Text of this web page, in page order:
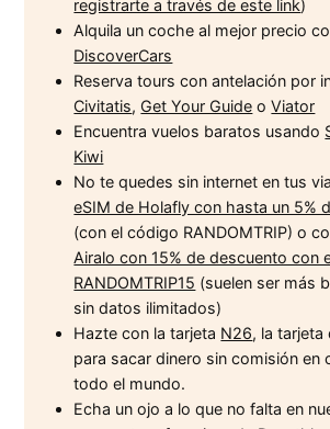
registrarte a través de este link)
Alquila un coche al mejor precio
DiscoverCars
Reserva tours con antelación por
Civitatis,Get Your Guide oViator
Encuentra vuelos baratos usando
Kiwi
No te quedes sin internet en tus
eSIM de Holafly con hasta un 5%
(con el código RANDOMTRIP) o
Airalo con 15% de descuento con
RANDOMTRIP15 (suelen ser más
sin datos ilimitados)
Hazte con la tarjeta N26, la tarjeta
para sacar dinero sin comisión en
todo el mundo.
Echa un ojo a lo que no falta en